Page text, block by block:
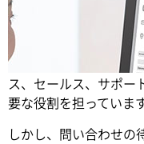
コンタクト センター
ス、セールス、サポー
要な役割を担っています
しかし、問い合わせの